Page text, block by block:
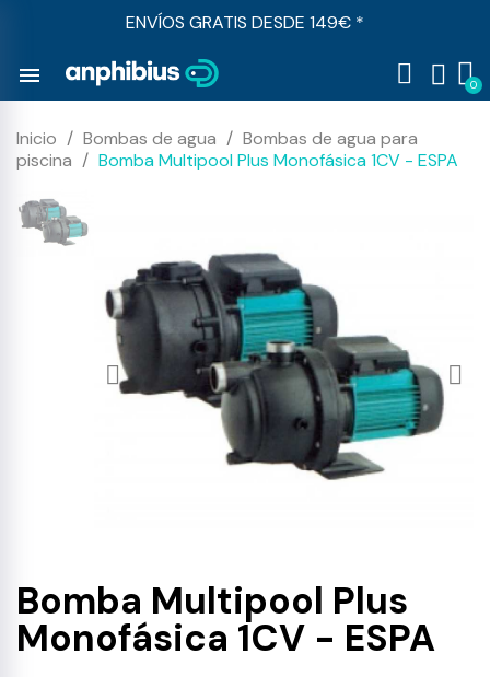
ENVÍOS GRATIS DESDE 149€ *
menu
Inicio Bombas de agua
Bombas de agua para
piscina
Bomba Multipool Plus Monofásica 1CV - ESPA
Bomba Multipool Plus
Monofásica 1CV - ESPA